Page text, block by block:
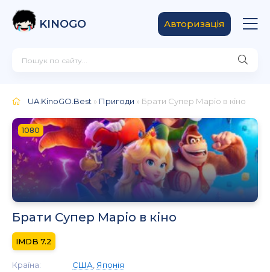
KINOGO Авторизація
UA.KinoGO.Best » Пригоди » Брати Супер Маріо в кіно
1080
Брати Супер Маріо в кіно
7.2
Країна: США Японія